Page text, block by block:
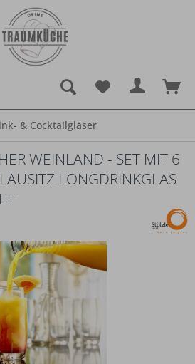
& Cocktailgläser
WEINLAND - SET MIT 6
LONGDRINKGLAS